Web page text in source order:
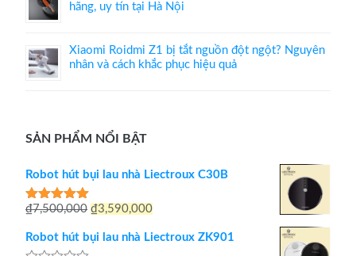
hãng, uy tín tại Hà Nội
Xiaomi Roidmi Z1 bị tắt nguồn đột ngột? Nguyên
nhân và cách khắc phục hiệu quả
SẢN PHẨM NỔI BẬT
Robot hút bụi lau nhà Liectroux C30B
Được xếp
5 sao
₫7,500,000 Giá
gốc
₫3,590,000Giá
hiện
Robot hút bụi lau nhà Liectroux ZK901